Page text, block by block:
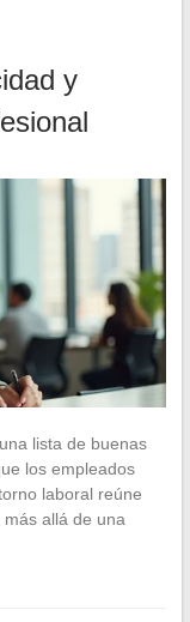
y
lista de buenas
los empleados
laboral reúne
allá de una